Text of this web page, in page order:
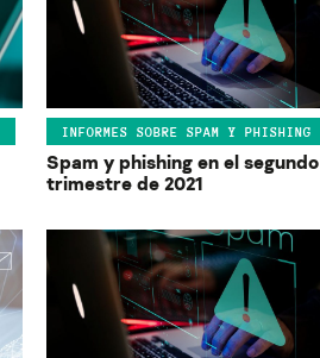
INFORMES SOBRE SPAM Y PHISHING
Spam y phishing en el segundo
trimestre de 2021